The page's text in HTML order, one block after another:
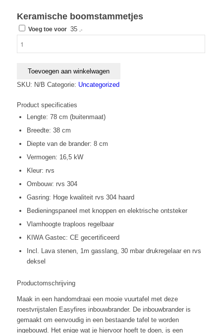
Keramische boomstammetjes
Voeg toe voor 35 ,-
x
cm
Toevoegen aan winkelwagen
SKU: N/B Categorie: Uncategorized
Product specificaties
Lengte: 78 cm (buitenmaat)
Breedte: 38 cm
Diepte van de brander: 8 cm
Vermogen: 16,5 kW
Kleur: rvs
Ombouw: rvs 304
Gasring: Hoge kwaliteit rvs 304 haard
Bedieningspaneel met knoppen en elektrische ontsteker
Vlamhoogte traploos regelbaar
KIWA Gastec: CE gecertificeerd
Incl. Lava stenen, 1m gasslang, 30 mbar drukregelaar en rvs
deksel
Productomschrijving
Maak in een handomdraai een mooie vuurtafel met deze
roestvrijstalen Easyfires inbouwbrander. De inbouwbrander is
gemaakt om eenvoudig in een bestaande tafel te worden
ingebouwd. Het enige wat je hiervoor hoeft te doen, is een